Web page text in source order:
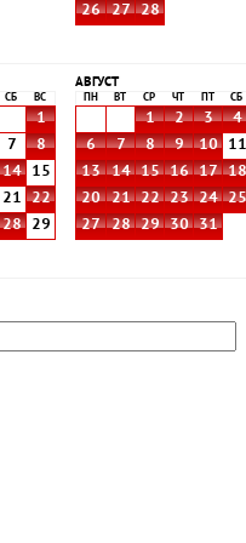
26
27 28
СБ ВС
1
7
8
14
15
21
22
28
29
АВГУСТ
ПН ВТ СР ЧТ СБ
1 2 3 4
6
7 8 9 10 11
13
14 15 16 17 18
20
21 22 23 24 25
27
28 29 30 31